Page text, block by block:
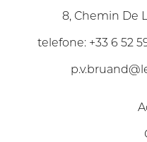
8, Chemin De
telefone: +33 6 52